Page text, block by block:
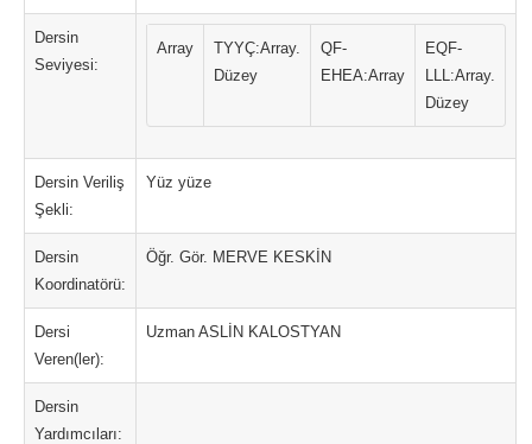
Dersin
Seviyesi:
Array
TYYÇ:Array.
Düzey
QF-
EHEA:Array
EQF-
LLL:Array.
Düzey
Dersin Veriliş
Şekli:
Yüz yüze
Dersin
Koordinatörü:
Öğr. Gör. MERVE KESKİN
Dersi
Veren(ler):
Uzman ASLİN KALOSTYAN
Dersin
Yardımcıları: